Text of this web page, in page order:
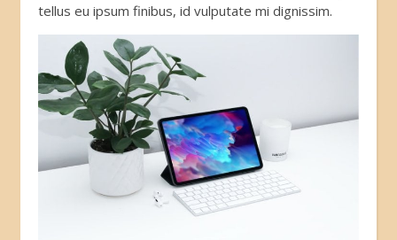
tellus eu ipsum finibus, id vulputate mi dignissim.